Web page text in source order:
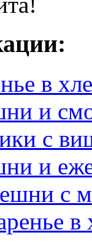
в
и
с
и
с
в